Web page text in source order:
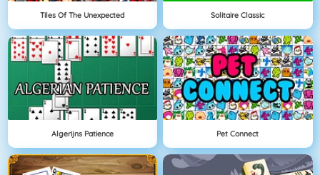
Tiles Of The Unexpected Solitaire Classic
Algerijns Patience Pet Connect